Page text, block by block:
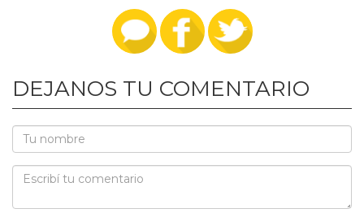
DEJANOS TU COMENTARIO